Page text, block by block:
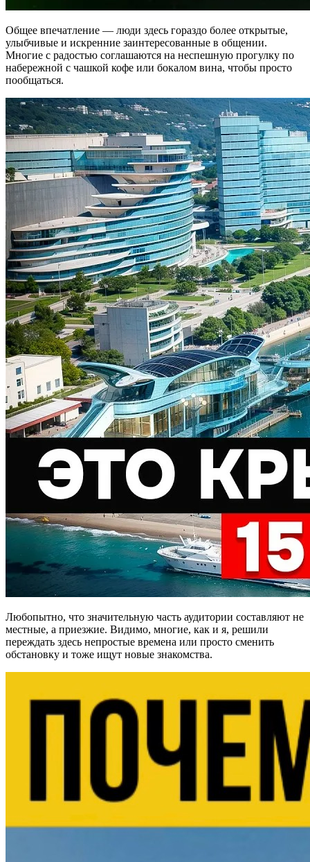
Общее впечатление — люди здесь гораздо более открытые,
улыбчивые и искренние заинтересованные в общении.
Многие с радостью соглашаются на неспешную прогулку по
набережной с чашкой кофе или бокалом вина, чтобы просто
пообщаться.
Любопытно, что значительную часть аудитории составляют не
местные, а приезжие. Видимо, многие, как и я, решили
переждать здесь непростые времена или просто сменить
обстановку и тоже ищут новые знакомства.